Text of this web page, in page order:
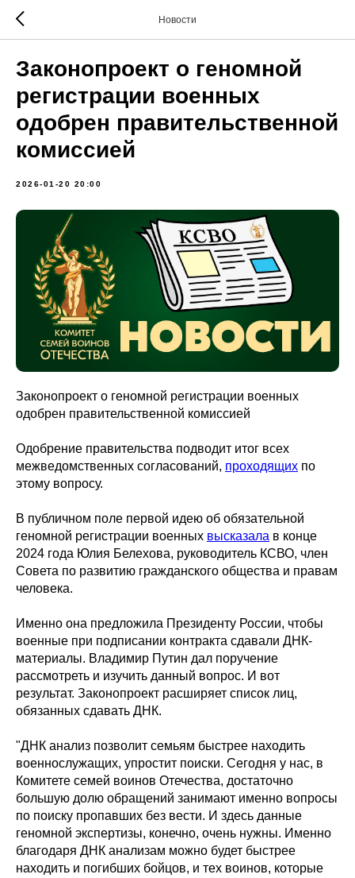
Новости
Законопроект о геномной
регистрации военных
одобрен правительственной
комиссией
2026-01-20 20:00
Законопроект о геномной регистрации военных
одобрен правительственной комиссией
Одобрение правительства подводит итог всех
межведомственных согласований, проходящих по
этому вопросу.
В публичном поле первой идею об обязательной
геномной регистрации военных высказала в конце
2024 года Юлия Белехова, руководитель КСВО, член
Совета по развитию гражданского общества и правам
человека.
Именно она предложила Президенту России, чтобы
военные при подписании контракта сдавали ДНК-
материалы. Владимир Путин дал поручение
рассмотреть и изучить данный вопрос. И вот
результат. Законопроект расширяет список лиц,
обязанных сдавать ДНК.
"ДНК анализ позволит семьям быстрее находить
военнослужащих, упростит поиски. Сегодня у нас, в
Комитете семей воинов Отечества, достаточно
большую долю обращений занимают именно вопросы
по поиску пропавших без вести. И здесь данные
геномной экспертизы, конечно, очень нужны. Именно
благодаря ДНК анализам можно будет быстрее
находить и погибших бойцов, и тех воинов, которые